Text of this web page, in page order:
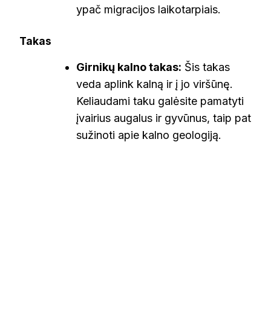
ypač migracijos laikotarpiais.
Takas
Girnikų kalno takas: Šis takas
veda aplink kalną ir į jo viršūnę.
Keliaudami taku galėsite pamatyti
įvairius augalus ir gyvūnus, taip pat
sužinoti apie kalno geologiją.